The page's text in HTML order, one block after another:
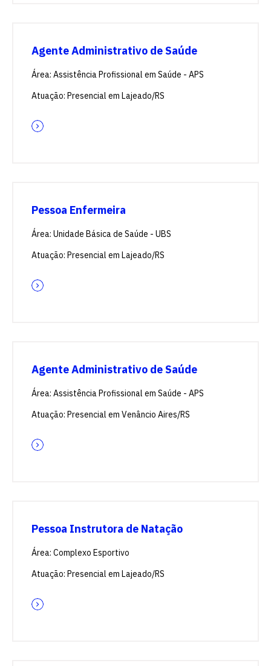
Agente Administrativo de Saúde
Área: Assistência Profissional em Saúde - APS
Atuação: Presencial em Lajeado/RS
Pessoa Enfermeira
Área: Unidade Básica de Saúde - UBS
Atuação: Presencial em Lajeado/RS
Agente Administrativo de Saúde
Área: Assistência Profissional em Saúde - APS
Atuação: Presencial em Venâncio Aires/RS
Pessoa Instrutora de Natação
Área: Complexo Esportivo
Atuação: Presencial em Lajeado/RS
vagas a partir do 2º ano de curso